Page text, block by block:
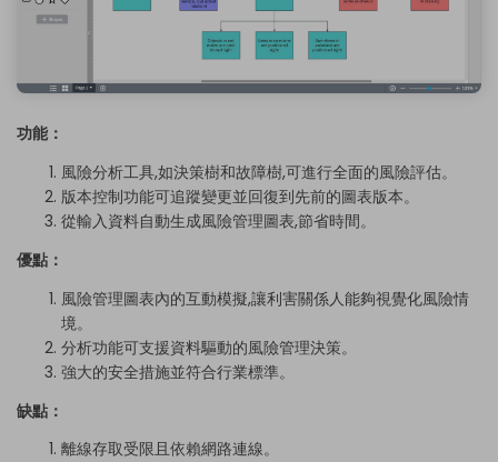
功能：
風險分析工具,如決策樹和故障樹,可進行全面的風險評估。
版本控制功能可追蹤變更並回復到先前的圖表版本。
從輸入資料自動生成風險管理圖表,節省時間。
優點：
風險管理圖表內的互動模擬,讓利害關係人能夠視覺化風險情
境。
分析功能可支援資料驅動的風險管理決策。
強大的安全措施並符合行業標準。
缺點：
離線存取受限且依賴網路連線。